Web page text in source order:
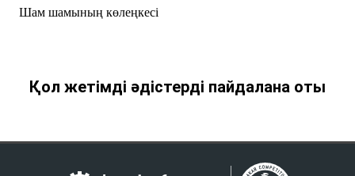
Шам шамының көлеңкесі
Қол жетімді әдістерді пайдалана оты